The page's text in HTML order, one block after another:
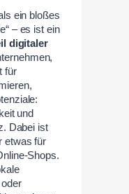
ein bloßes
– es ist ein
digitaler
für
und
Dabei ist
etwas für
Shops.